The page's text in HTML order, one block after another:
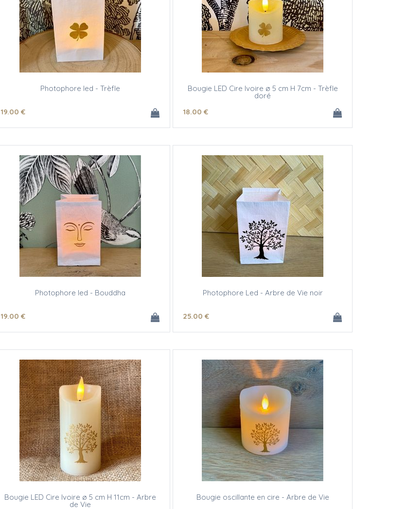
Photophore led - Trèfle
19.00 €
Bougie LED Cire Ivoire ø 5 cm H 7cm - Trèfle
doré
18.00 €
Photophore led - Bouddha
19.00 €
Photophore Led - Arbre de Vie noir
25.00 €
Bougie LED Cire Ivoire ø 5 cm H 11cm - Arbre
de Vie
Bougie oscillante en cire - Arbre de Vie